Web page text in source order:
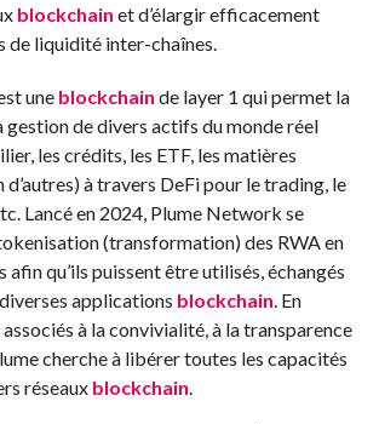
blockchain et d’élargir efficacement
de liquidité inter-chaînes.
une blockchain de layer 1 qui permet la
de divers actifs du monde réel
les crédits, les ETF, les matières
à travers DeFi pour le trading, le
Lancé en 2024, Plume Network se
(transformation) des RWA en
qu’ils puissent être utilisés, échangés
applications blockchain. En
à la convivialité, à la transparence
cherche à libérer toutes les capacités
réseaux blockchain.